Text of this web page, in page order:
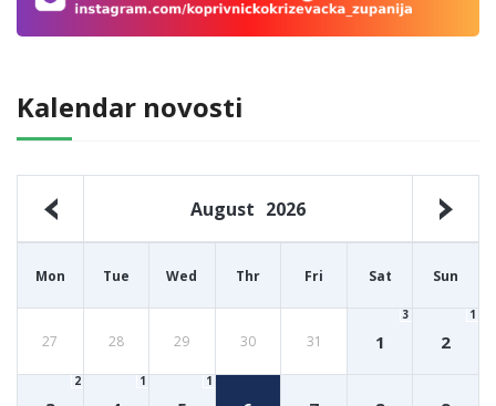
Kalendar novosti
August 2026
Mon Tue Wed Thr Fri Sat Sun
27 28 29 30 31 1
3
2
1
2 1 1